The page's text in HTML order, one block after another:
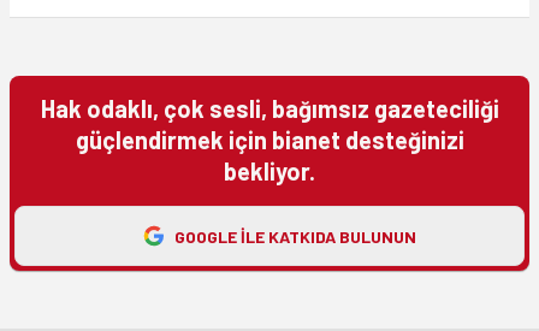
Hak odaklı, çok sesli, bağımsız gazeteciliği
güçlendirmek için bianet desteğinizi
bekliyor.
GOOGLE ILE KATKIDA BULUNUN